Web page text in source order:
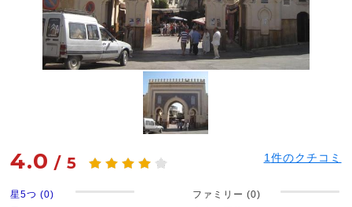
4.0 /5 1件のクチコミ
星5つ (0)
ファミリー (0)